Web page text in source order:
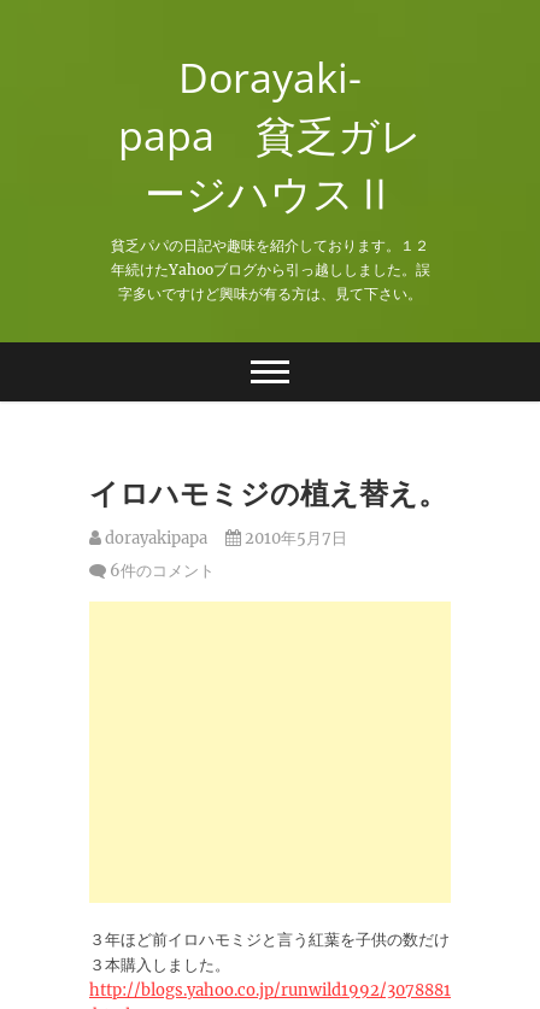
Dorayaki-
papa 貧乏ガレ
ージハウスⅡ
貧乏パパの日記や趣味を紹介しております。１２
年続けたYahooブログから引っ越ししました。誤
字多いですけど興味が有る方は、見て下さい。
イロハモミジの植え替え。
dorayakipapa
2010年5月7日
6件のコメント
３年ほど前イロハモミジと言う紅葉を子供の数だけ
３本購入しました。
http://blogs.yahoo.co.jp/runwild1992/3078881